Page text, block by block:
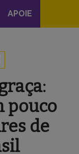
APOIE
pouco
de